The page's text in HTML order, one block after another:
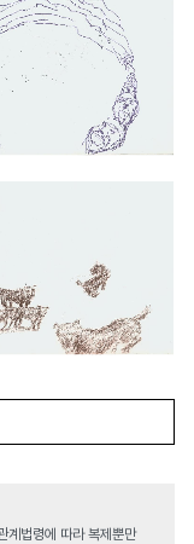
계법령에 따라 복제뿐만